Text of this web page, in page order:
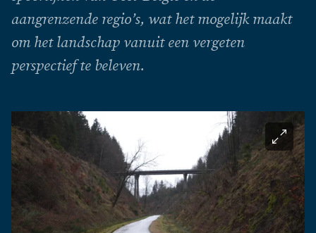
aangrenzende regio’s, wat het mogelijk maakt
om het landschap vanuit een vergeten
perspectief te beleven.